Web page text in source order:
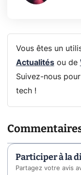
Vous êtes un
Actualitésou de
Suivez-nous
tech !
Participer à la
Partagez votre avis